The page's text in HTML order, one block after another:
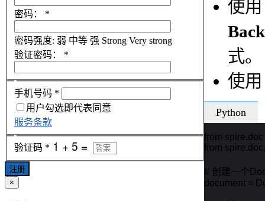
使
式。
使
Python
from
from
# 创建一个
document =
密码： *
密码强度: 弱 中等 强 Strong Very strong
验证密码：
*
手机号码 *
用户勾选即代表同意
服务条款
验证码 *
注册
×